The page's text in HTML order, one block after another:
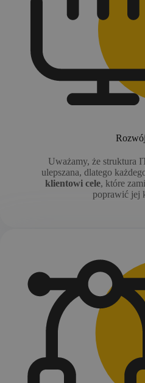
Uważamy, że struktura
ulepszana, dlatego
klientowi cele, które
poprawić jej